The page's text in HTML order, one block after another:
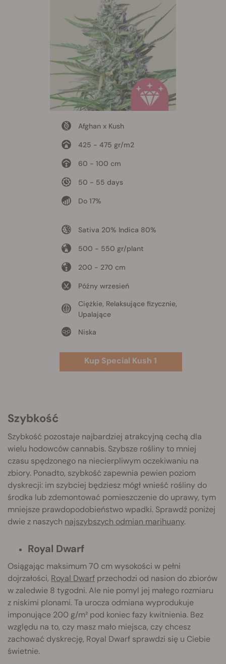
Afghan x Kush
425 - 475 gr/m2
60 - 100 cm
50 - 55 days
Do 17%
Sativa 20% Indica 80%
500 - 550 gr/plant
200 - 270 cm
Późny wrzesień
Ciężkie, Relaksujące fizycznie,
Upalające
Niska
Kup Special Kush 1
Szybkość
Szybkość pozostaje najbardziej atrakcyjną cechą dla
wielu hodowców cannabis. Szybsze rośliny to mniej
czasu spędzonego na niecierpliwym oczekiwaniu na
zbiory. Ponadto, szybkość zapewnia pewien poziom
dyskrecji: im szybciej będziesz mógł wnieść rośliny do
środka lub zdemontować pomieszczenie do uprawy, tym
mniejsze prawdopodobieństwo wpadki. Sprawdź poniżej
dwie z naszych najszybszych odmian marihuany.
Royal Dwarf
Osiągając maksimum 70 cm wysokości w pełni
dojrzałości, Royal Dwarf przechodzi od nasion do zbiorów
w zaledwie 8 tygodni. Ale nie pomyl jej małego rozmiaru
z niskimi plonami. Ta urocza odmiana wyprodukuje
imponujące 200 g/m² pod koniec fazy kwitnienia. Bez
względu na to, czy masz mało miejsca, czy chcesz
zachować dyskrecję, Royal Dwarf sprawdzi się u Ciebie
świetnie.